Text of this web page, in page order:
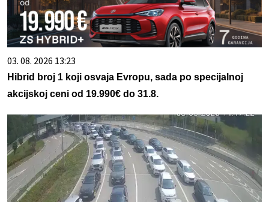
03. 08. 2026 13:23
Hibrid broj 1 koji osvaja Evropu, sada po specijalnoj
akcijskoj ceni od 19.990€ do 31.8.